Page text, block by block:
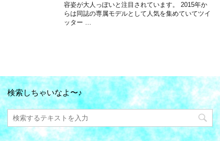
容姿が大人っぽいと注目されています。 2015年か
らは同誌の専属モデルとして人気を集めていてツイ
ッター …
検索しちゃいなよ〜♪